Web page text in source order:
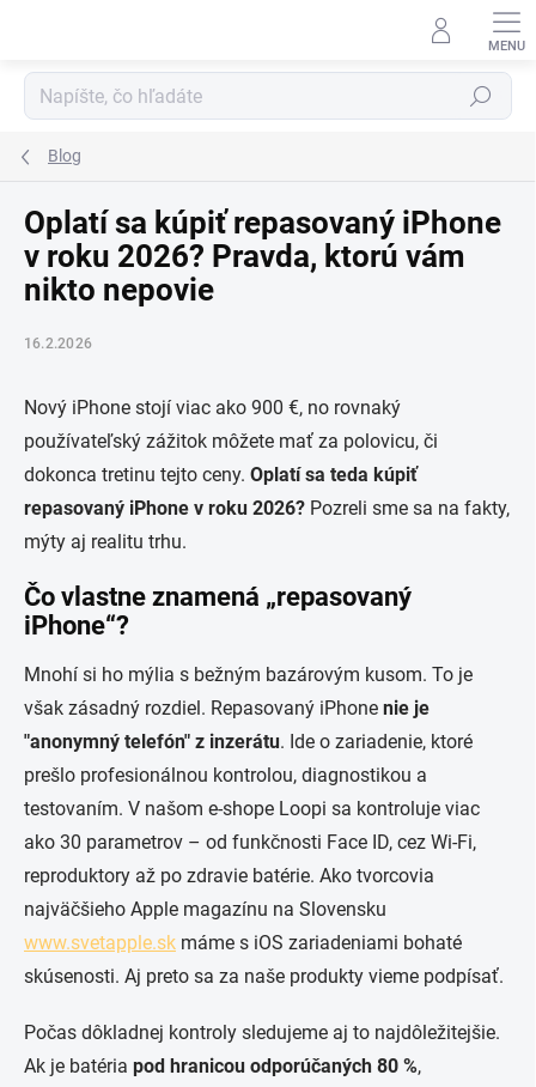
Hľadať
Blog
Oplatí sa kúpiť repasovaný iPhone
v roku 2026? Pravda, ktorú vám
nikto nepovie
16.2.2026
Nový iPhone stojí viac ako 900 €, no rovnaký
používateľský zážitok môžete mať za polovicu, či
dokonca tretinu tejto ceny. Oplatí sa teda kúpiť
repasovaný iPhone v roku 2026? Pozreli sme sa na fakty,
mýty aj realitu trhu.
Čo vlastne znamená „repasovaný
iPhone“?
Mnohí si ho mýlia s bežným bazárovým kusom. To je
však zásadný rozdiel. Repasovaný iPhone nie je
"anonymný telefón" z inzerátu. Ide o zariadenie, ktoré
prešlo profesionálnou kontrolou, diagnostikou a
testovaním. V našom e-shope Loopi sa kontroluje viac
ako 30 parametrov – od funkčnosti Face ID, cez Wi-Fi,
reproduktory až po zdravie batérie. Ako tvorcovia
najväčšieho Apple magazínu na Slovensku
www.svetapple.sk máme s iOS zariadeniami bohaté
skúsenosti. Aj preto sa za naše produkty vieme podpísať.
Počas dôkladnej kontroly sledujeme aj to najdôležitejšie.
Ak je batéria pod hranicou odporúčaných 80 %,